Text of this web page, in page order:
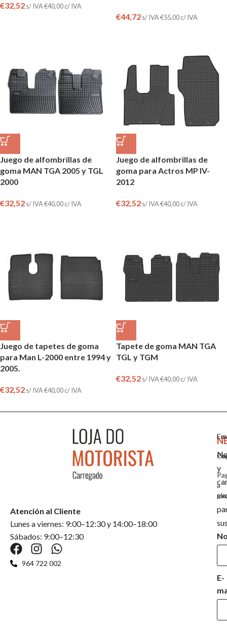
€32,52s/ IVA€40,00c/ IVA
€44,72s/ IVA€55,00c/ IVA
Juego de alfombrillas de
goma MAN TGA 2005 y TGL
2000
€32,52s/ IVA€40,00c/ IVA
Juego de alfombrillas de
goma para Actros MP IV-
2012
€32,52s/ IVA€40,00c/ IVA
Juego de tapetes de goma
para Man L-2000 entre 1994 y
2005.
€32,52s/ IVA€40,00c/ IVA
Tapete de goma MAN TGA
TGL y TGM
€32,52s/ IVA€40,00c/ IVA
a
Atención al Cliente
Lunes a viernes: 9:00–12:30 y 14:00–18:00
Sábados: 9:00–12:30
964 722 002
y
E-